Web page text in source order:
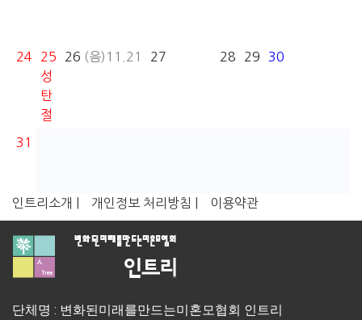
24
25
성
탄
절
26 (음)11.21 27 28 29 30
31
인트리소개 | 개인정보 처리방침 | 이용약관
단체명 : 변화된미래를만드는미혼모협회 인트리